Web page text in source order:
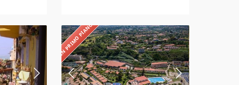
IN PRIMO PIANO Hotel
Villaggio
Roller
Club